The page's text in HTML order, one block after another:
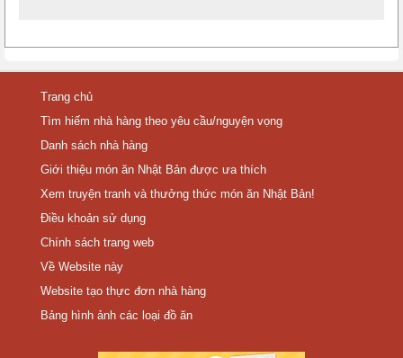
Trang chủ
Tìm hiếm nhà hàng theo yêu cầu/nguyện vọng
Danh sách nhà hàng
Giới thiệu món ăn Nhật Bản được ưa thích
Xem truyện tranh và thưởng thức món ăn Nhật Bản!
Điều khoản sử dụng
Chính sách trang web
Về Website này
Website tạo thực đơn nhà hàng
Bảng hình ảnh các loại đồ ăn